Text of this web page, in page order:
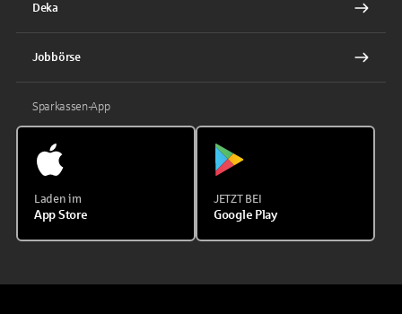
Deka
Jobbörse
Sparkassen-App
Laden im
App Store
JETZT BEI
Google Play